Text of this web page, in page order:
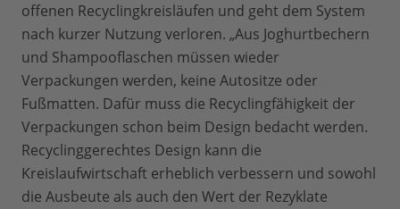
offenen Recyclingkreisläufen und geht dem System
nach kurzer Nutzung verloren. „Aus Joghurtbechern
und Shampooflaschen müssen wieder
Verpackungen werden, keine Autositze oder
Fußmatten. Dafür muss die Recyclingfähigkeit der
Verpackungen schon beim Design bedacht werden.
Recyclinggerechtes Design kann die
Kreislaufwirtschaft erheblich verbessern und sowohl
die Ausbeute als auch den Wert der Rezyklate